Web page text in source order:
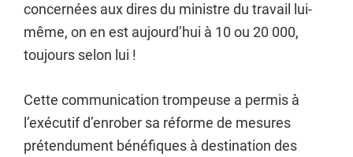
concernées aux dires du ministre du travail lui-
même, on en est aujourd’hui à 10 ou 20 000,
toujours selon lui !
Cette communication trompeuse a permis à
l’exécutif d’enrober sa réforme de mesures
prétendument bénéfiques à destination des